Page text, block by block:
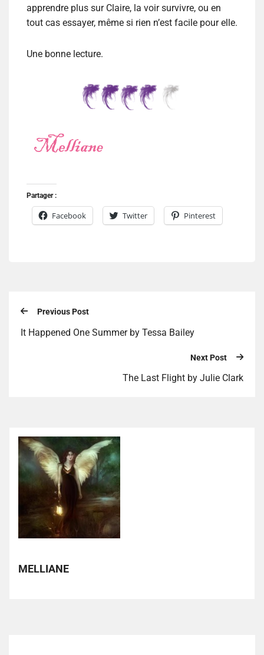
apprendre plus sur Claire, la voir survivre, ou en
tout cas essayer, même si rien n’est facile pour elle.
Une bonne lecture.
Partager :
Facebook Twitter Pinterest
Previous Post
It Happened One Summer by Tessa Bailey
Next Post
The Last Flight by Julie Clark
MELLIANE